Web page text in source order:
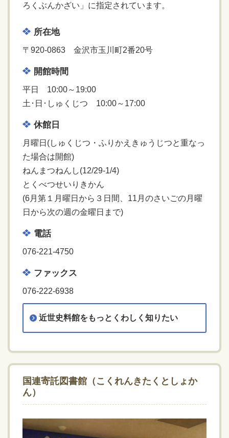
ろくぶんかざい」に指定されています。
所在地
〒920-0863 金沢市玉川町2番20号
開館時間
平日 10:00～19:00
土･日･しゅくじつ 10:00～17:00
休館日
月曜日(しゅくじつ・ふりかえきゅうじつと重なっ
た場合は開館)
ねんまつねんし(12/29-1/4)
とくべつせいりきかん
(6月第１月曜日から３日間、11月のさいごの月曜
日から次の週の金曜日まで)
電話
076-221-4750
ファックス
076-222-6938
近世史料館をもっとくわしく知りたい
国連寄託図書館（こくれんきたくとしょか
ん）